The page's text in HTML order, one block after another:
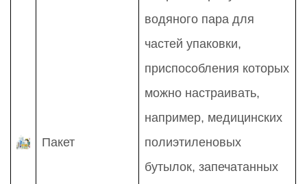
Пакет
водяного пара для
частей упаковки,
приспособления которых
можно настраивать,
например, медицинских
полиэтиленовых
бутылок, запечатанных